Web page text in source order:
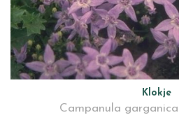
Klokje
Campanula